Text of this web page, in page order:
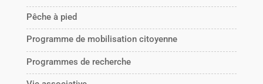
Pêche à pied
Programme de mobilisation citoyenne
Programmes de recherche